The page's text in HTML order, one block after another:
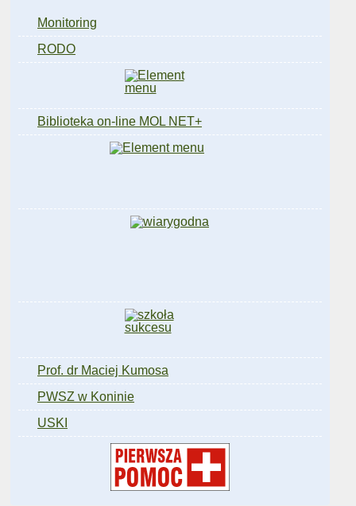
Monitoring
RODO
Biblioteka on-line MOL NET+
Prof. dr Maciej Kumosa
PWSZ w Koninie
USKI